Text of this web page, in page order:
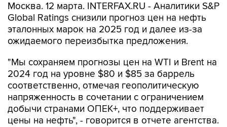
Москва. 12 марта. INTERFAX.RU - Аналитики S&P
Global Ratings снизили прогноз цен на нефть
эталонных марок на 2025 год и далее из-за
ожидаемого переизбытка предложения.
"Мы сохраняем прогнозы цен на WTI и Brent на
2024 год на уровне $80 и $85 за баррель
соответственно, отмечая геополитическую
напряженность в сочетании с ограничением
добычи странами ОПЕК+, что поддерживает
цены на нефть", - говорится в отчете агентства.